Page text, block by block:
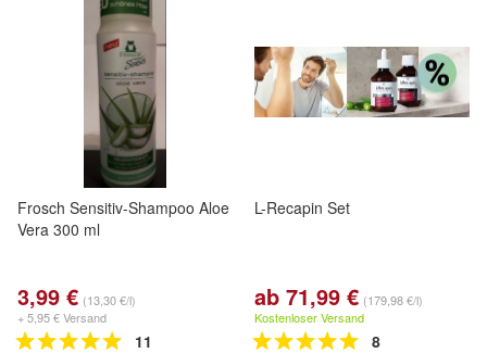
Frosch Sensitiv-Shampoo Aloe
Vera 300 ml
3,99 € (13,30 €/l)
+ 5,95 € Versand
11
L-Recapin Set
ab 71,99 € (179,98 €/l)
Kostenloser Versand
8